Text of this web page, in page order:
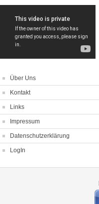
Über Uns
Kontakt
Links
Impressum
Datenschutzerklärung
LogIn